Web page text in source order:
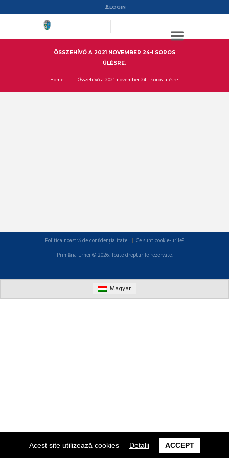
Acest site utilizează cookies Detalii ACCEPT
LOGIN
ÖSSZEHÍVÓ A 2021 NOVEMBER 24-I SOROS
ÜLÉSRE.
Home Összehívó a 2021 november 24-i soros ülésre.
Politica noastră de confidențialitate
Ce sunt cookie-urile?
Primăria Ernei © 2026. Toate drepturile rezervate.
Magyar